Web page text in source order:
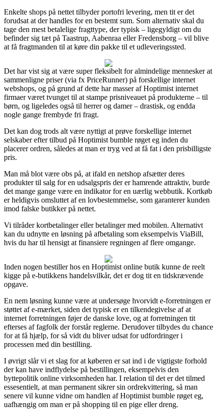
Enkelte shops på nettet tilbyder portofri levering, men tit er det
forudsat at der handles for en bestemt sum. Som alternativ skal du
tage den mest betalelige fragttype, der typisk – ligegyldigt om du
befinder sig tæt på Taastrup, Aabenraa eller Fredensborg – vil blive
at få fragtmanden til at køre din pakke til et udleveringssted.
Det har vist sig at være super fleksibelt for almindelige mennesker at
sammenligne priser (via fx PriceRunner) på forskellige internet
webshops, og på grund af dette har masser af Hoptimist internet
firmaer været tvunget til at stampe prisniveauet på produkterne – til
børn, og ligeledes også til herrer og damer – drastisk, og endda
nogle gange frembyde fri fragt.
Det kan dog trods alt være nyttigt at prøve forskellige internet
selskaber efter tilbud på Hoptimist bumble røget eg inden du
placerer ordren, således at man er tryg ved at få fat i den prisbilligste
pris.
Man må blot være obs på, at ifald en netshop afsætter deres
produkter til salg for en udsalgspris der er hamrende attraktiv, burde
det mange gange være en indikator for en uærlig webbutik. Kortkøb
er heldigvis omsluttet af en lovbestemmelse, som garanterer kunden
imod falske butikker på nettet.
Vi tilråder kortbetalinger eller betalinger med mobilen. Alternativt
kan du udnytte en løsning på afbetaling som eksempelvis ViaBill,
hvis du har til hensigt at finansiere regningen af flere omgange.
Inden nogen bestiller hos en Hoptimist online butik kunne de reelt
kigge på e-butikkens handelsvilkår, det er dog tit en tidskrævende
opgave.
En nem løsning kunne være at undersøge hvorvidt e-forretningen er
støttet af e-mærket, siden det typisk er en tilkendegivelse af at
internet forretningen føjer de danske love, og at forretningen tit
efterses af fagfolk der forstår reglerne. Derudover tilbydes du chance
for at få hjælp, for så vidt du bliver udsat for udfordringer i
processen med din bestilling.
I øvrigt slår vi et slag for at køberen er sat ind i de vigtigste forhold
der kan have indflydelse på bestillingen, eksempelvis den
byttepolitik online virksomheden har. I relation til det er det tilmed
essesentielt, at man permanent sikrer sin ordrekvittering, så man
senere vil kunne vidne om handlen af Hoptimist bumble røget eg,
uafhængig om man er på shopping til en pige eller dreng.